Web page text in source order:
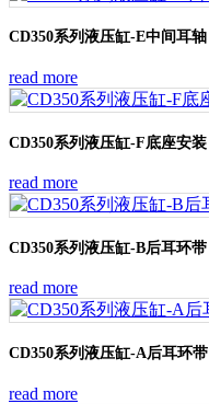
CD350系列液压缸-E中间耳轴
read more
CD350系列液压缸-F底座安装
read more
CD350系列液压缸-B后耳环带
read more
CD350系列液压缸-A后耳环带
read more